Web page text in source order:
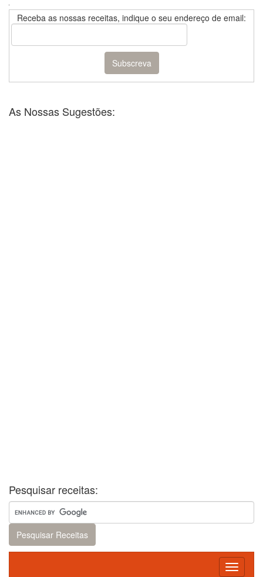
Receba as nossas receitas, indique o seu endereço de email:
As Nossas Sugestões:
Pesquisar receitas:
Toggle